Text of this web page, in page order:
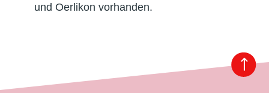
und Oerlikon vorhanden.